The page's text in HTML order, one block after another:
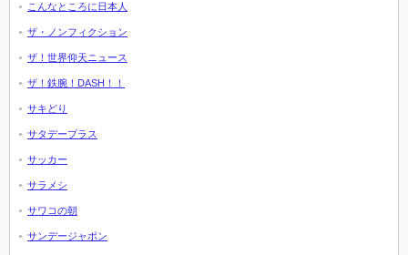
こんなところに日本人
ザ・ノンフィクション
ザ！世界仰天ニュース
ザ！鉄腕！DASH！！
サキどり
サタデープラス
サッカー
サラメシ
サワコの朝
サンデージャポン